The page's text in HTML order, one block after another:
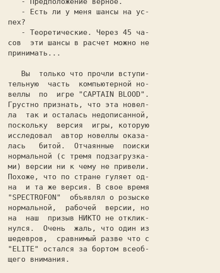
".
Грустно признать, что эта новел-
ла  так и осталась недописанной,
поскольку  версия  игры, которую
исследовал  автор новеллы оказа-
лась   битой.  Отчаянные  поиски
нормальной (c тремя подзагрузка-
ми) версии ни к чему не привели.
Похоже, что по стране гуляет од-
на  и та же версия. В свое время
"SPECTROFON"  объявлял о розыске
нормальной,  рабочей  версии, но
на  наш  призыв НИКТО не отклик-
нулся.  Очень  жаль, что один из
шедевров,  сравнимый разве что с
"ELITE" остался за бортом всеоб-
щего внимания.